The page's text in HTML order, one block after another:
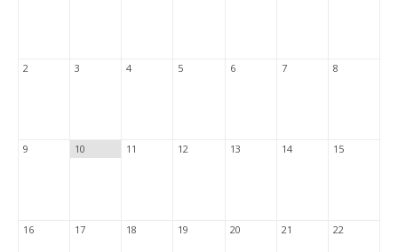
2 3 4 5 6 7 8
9 10 11 12 13 14 15
16 17 18 19 20 21 22